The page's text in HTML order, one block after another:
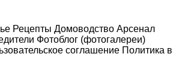
Рецепты Домоводство Арсенал
Фотоблог (фотогалереи)
соглашение Политика в